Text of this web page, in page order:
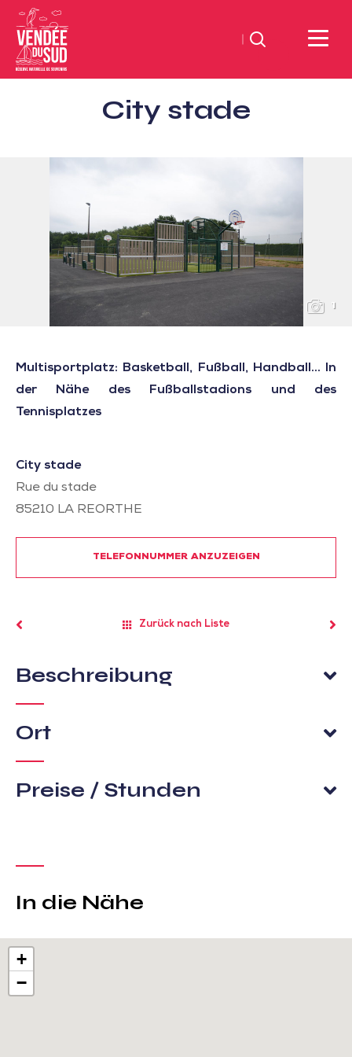
Sud
Suchen
City stade
1
Multisportplatz: Basketball, Fußball, Handball... In
der Nähe des Fußballstadions und des
Tennisplatzes
City stade
Rue du stade
85210 LA REORTHE
TELEFONNUMMER ANZUZEIGEN
Zurück nach Liste
Beschreibung
Ort
Preise / Stunden
In die Nähe
+
−